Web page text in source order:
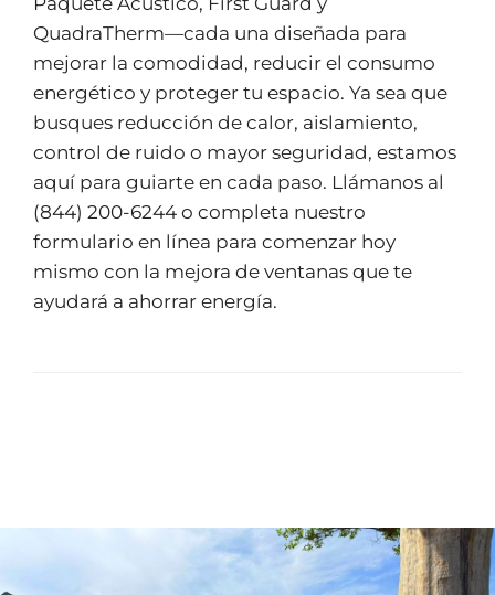
QuadraTherm—cada una diseñada para
mejorar la comodidad, reducir el consumo
energético y proteger tu espacio. Ya sea que
busques reducción de calor, aislamiento,
control de ruido o mayor seguridad, estamos
aquí para guiarte en cada paso. Llámanos al
(844) 200-6244 o completa nuestro
formulario en línea para comenzar hoy
mismo con la mejora de ventanas que te
ayudará a ahorrar energía.